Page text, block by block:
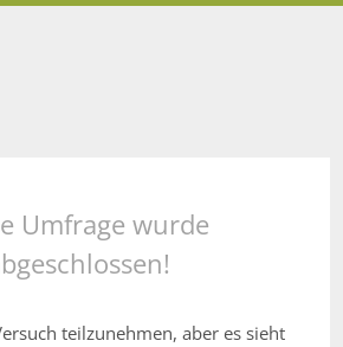
Umfrage wurde
teilzunehmen, aber es sieht